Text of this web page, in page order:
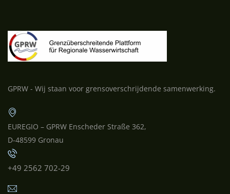
GPRW - Wij staan voor grensoverschrijdende samenwerking.
EUREGIO – GPRW Enscheder Straße 362,
D-48599 Gronau
+49 2562 702-29